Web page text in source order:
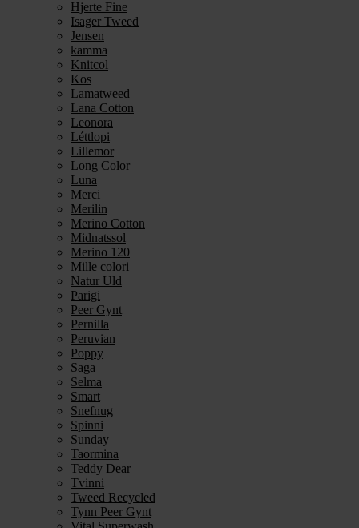
Hjerte Fine
Isager Tweed
Jensen
kamma
Knitcol
Kos
Lamatweed
Lana Cotton
Leonora
Léttlopi
Lillemor
Long Color
Luna
Merci
Merilin
Merino Cotton
Midnatssol
Merino 120
Mille colori
Natur Uld
Parigi
Peer Gynt
Pernilla
Peruvian
Poppy
Saga
Selma
Smart
Snefnug
Spinni
Sunday
Taormina
Teddy Dear
Tvinni
Tweed Recycled
Tynn Peer Gynt